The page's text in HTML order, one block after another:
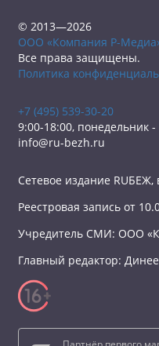
© 2013—2026
ООО «Компания Р-
Все права защищены.
Политика
+7 (495) 539-30-20
9:00-18:00, понедельник
info@ru-bezh.ru
Сетевое издание
Реестровая запись от
Учредитель СМИ: ООО
Главный редактор: